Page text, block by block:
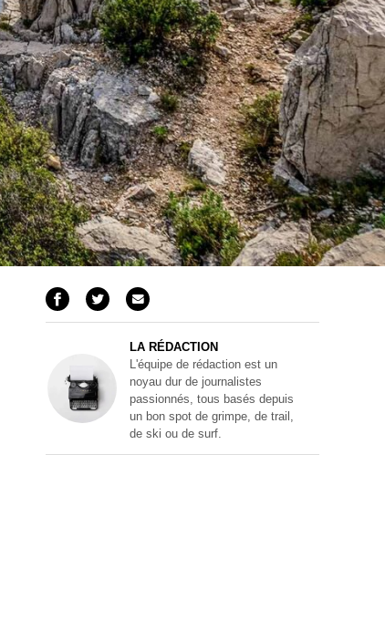
LA RÉDACTION
L'équipe de rédaction est un
noyau dur de journalistes
passionnés, tous basés depuis
un bon spot de grimpe, de trail,
de ski ou de surf.